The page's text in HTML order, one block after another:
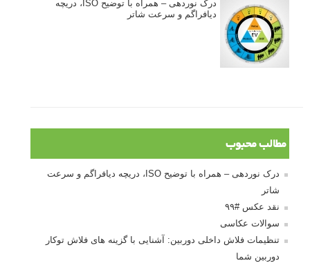
درک نوردهی – همراه با توضیح ISO، دریچه
دیافراگم و سرعت شاتر
مطالب محبوب
درک نوردهی – همراه با توضیح ISO، دریچه دیافراگم و سرعت
شاتر
نقد عکس #۹۹
سوالات عکاسی
تنظیمات فلاش داخلی دوربین: آشنایی با گزینه های فلاش توکار
دوربین شما